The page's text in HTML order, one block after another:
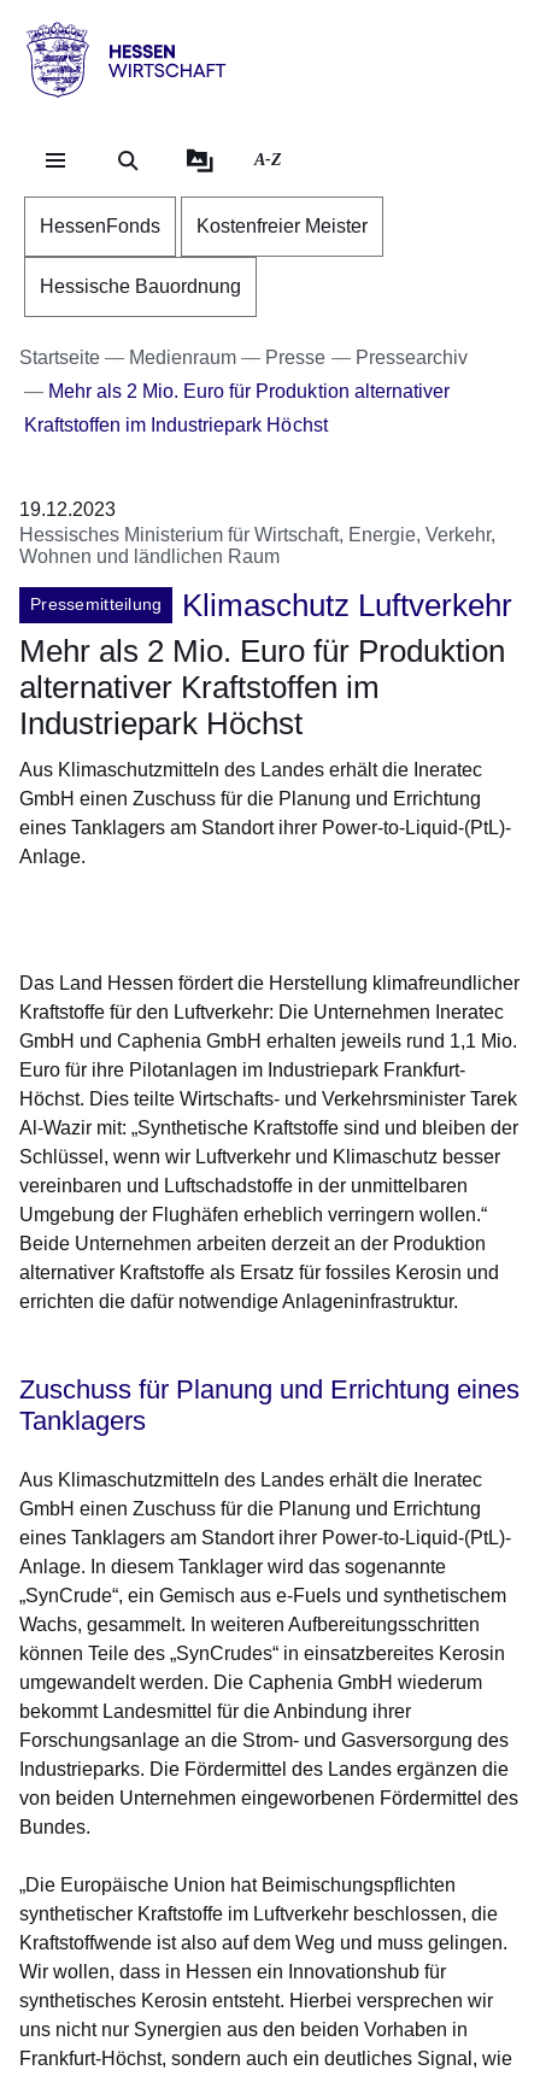
Hessen
Wirtschaft
A-Z
HessenFonds Kostenfreier Meister
Hessische Bauordnung
Startseite Medienraum Presse
Pressearchiv
Mehr als 2 Mio. Euro für Produktion alternativer
Kraftstoffen im Industriepark Höchst
19.12.2023
Hessisches Ministerium für Wirtschaft, Energie, Verkehr,
Wohnen und ländlichen Raum
Pressemitteilung
Klimaschutz Luftverkehr
Mehr als 2 Mio. Euro für Produktion
alternativer Kraftstoffen im
Industriepark Höchst
Aus Klimaschutzmitteln des Landes erhält die Ineratec
GmbH einen Zuschuss für die Planung und Errichtung
eines Tanklagers am Standort ihrer Power-to-Liquid-(PtL)-
Anlage.
Das Land Hessen fördert die Herstellung klimafreundlicher
Kraftstoffe für den Luftverkehr: Die Unternehmen Ineratec
GmbH und Caphenia GmbH erhalten jeweils rund 1,1 Mio.
Euro für ihre Pilotanlagen im Industriepark Frankfurt-
Höchst. Dies teilte Wirtschafts- und Verkehrsminister Tarek
Al-Wazir mit: „Synthetische Kraftstoffe sind und bleiben der
Schlüssel, wenn wir Luftverkehr und Klimaschutz besser
vereinbaren und Luftschadstoffe in der unmittelbaren
Umgebung der Flughäfen erheblich verringern wollen.“
Beide Unternehmen arbeiten derzeit an der Produktion
alternativer Kraftstoffe als Ersatz für fossiles Kerosin und
errichten die dafür notwendige Anlageninfrastruktur.
Zuschuss für Planung und Errichtung eines
Tanklagers
Aus Klimaschutzmitteln des Landes erhält die Ineratec
GmbH einen Zuschuss für die Planung und Errichtung
eines Tanklagers am Standort ihrer Power-to-Liquid-(PtL)-
Anlage. In diesem Tanklager wird das sogenannte
„SynCrude“, ein Gemisch aus e-Fuels und synthetischem
Wachs, gesammelt. In weiteren Aufbereitungsschritten
können Teile des „SynCrudes“ in einsatzbereites Kerosin
umgewandelt werden. Die Caphenia GmbH wiederum
bekommt Landesmittel für die Anbindung ihrer
Forschungsanlage an die Strom- und Gasversorgung des
Industrieparks. Die Fördermittel des Landes ergänzen die
von beiden Unternehmen eingeworbenen Fördermittel des
Bundes.
„Die Europäische Union hat Beimischungspflichten
synthetischer Kraftstoffe im Luftverkehr beschlossen, die
Kraftstoffwende ist also auf dem Weg und muss gelingen.
Wir wollen, dass in Hessen ein Innovationshub für
synthetisches Kerosin entsteht. Hierbei versprechen wir
uns nicht nur Synergien aus den beiden Vorhaben in
Frankfurt-Höchst, sondern auch ein deutliches Signal, wie